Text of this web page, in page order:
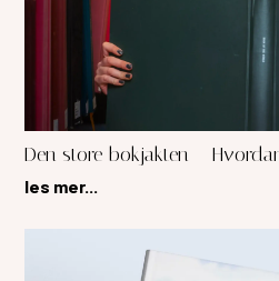
Den store bokjakten –
les mer...